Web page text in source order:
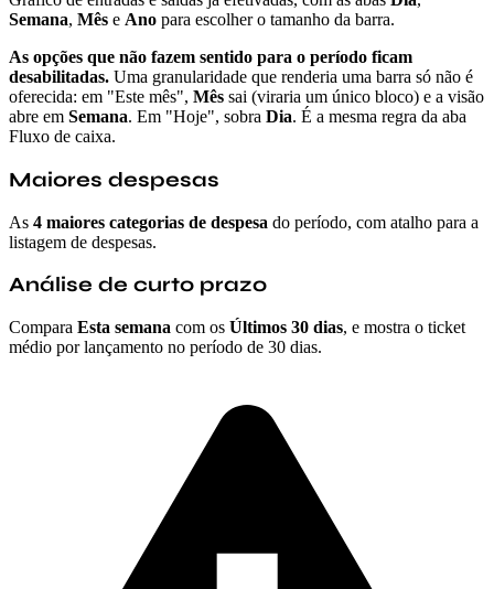
Semana, Mês e Ano para escolher o tamanho da barra.
As opções que não fazem sentido para o período ficam
desabilitadas. Uma granularidade que renderia uma barra só não é
oferecida: em "Este mês", Mês sai (viraria um único bloco) e a visão
abre em Semana. Em "Hoje", sobra Dia. É a mesma regra da aba
Fluxo de caixa.
Maiores despesas
As 4 maiores categorias de despesa do período, com atalho para a
listagem de despesas.
Análise de curto prazo
Compara Esta semana com os Últimos 30 dias, e mostra o ticket
médio por lançamento no período de 30 dias.